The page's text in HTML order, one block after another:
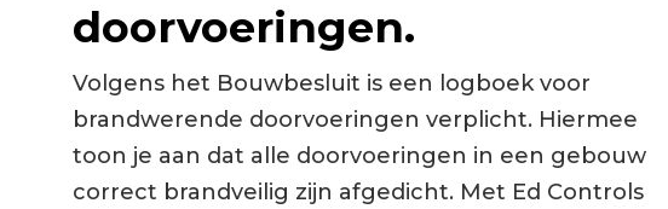
doorvoeringen.
Volgens het Bouwbesluit is een logboek voor
brandwerende doorvoeringen verplicht. Hiermee
toon je aan dat alle doorvoeringen in een gebouw
correct brandveilig zijn afgedicht. Met Ed Controls